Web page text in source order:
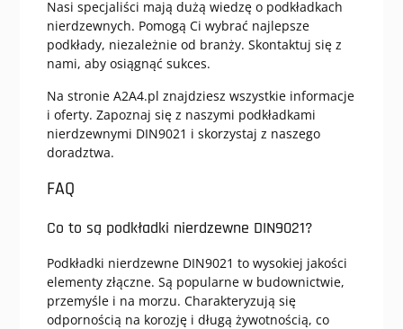
Nasi specjaliści mają dużą wiedzę o podkładkach
nierdzewnych. Pomogą Ci wybrać najlepsze
podkłady, niezależnie od branży. Skontaktuj się z
nami, aby osiągnąć sukces.
Na stronie A2A4.pl znajdziesz wszystkie informacje
i oferty. Zapoznaj się z naszymi podkładkami
nierdzewnymi DIN9021 i skorzystaj z naszego
doradztwa.
FAQ
Co to są podkładki nierdzewne DIN9021?
Podkładki nierdzewne DIN9021 to wysokiej jakości
elementy złączne. Są popularne w budownictwie,
przemyśle i na morzu. Charakteryzują się
odpornością na korozję i długą żywotnością, co